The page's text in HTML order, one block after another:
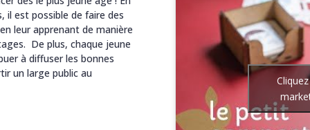
il est possible de faire des
leur apprenant de manière
De plus, chaque jeune
à diffuser les bonnes
un large public au